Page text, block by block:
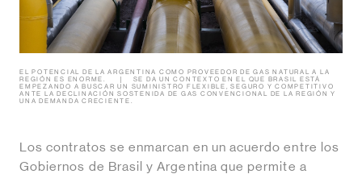
EL POTENCIAL DE LA ARGENTINA COMO PROVEEDOR DE GAS NATURAL A LA
REGIÓN ES ENORME.
SE DA UN CONTEXTO EN EL QUE BRASIL ESTÁ
EMPEZANDO A BUSCAR UN SUMINISTRO FLEXIBLE, SEGURO Y COMPETITIVO
ANTE LA DECLINACIÓN SOSTENIDA DE GAS CONVENCIONAL DE LA REGIÓN Y
UNA DEMANDA CRECIENTE.
Los contratos se enmarcan en un acuerdo entre los
Gobiernos de Brasil y Argentina que permite a